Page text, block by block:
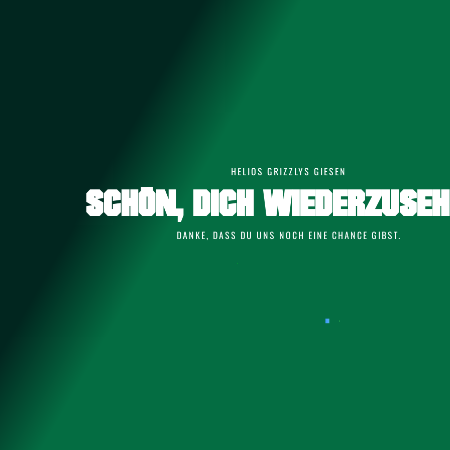
HELIOS GRIZZLYS GIESEN
SCHÖN, DICH
DANKE, DASS DU UNS NOCH EINE CHANCE GIBST.